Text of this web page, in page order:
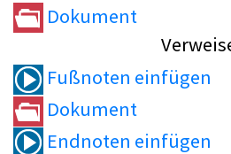
Dokument
Fußnoten einfügen
Dokument
Endnoten einfügen